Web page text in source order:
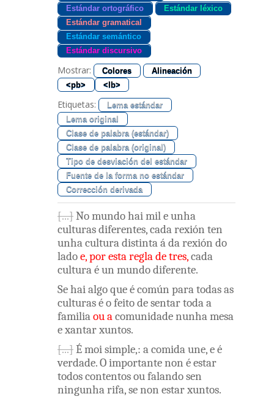
Estándar ortográfico
Estándar léxico
Estándar gramatical
Estándar semántico
Estándar discursivo
Mostrar: Colores
Alineación
<pb>
<lb>
Etiquetas:
Lema estándar
Lema original
Clase de palabra (estándar)
Clase de palabra (original)
Tipo de desviación del estándar
Fuente de la forma no estándar
Corrección derivada
Nomundohaimileunha
culturasdiferentes,cadarexión ten
unhaculturadistintaádarexión do
ladoe,porestaregladetres,cada
culturaéun mundodiferente.
Sehaialgoqueécomún paratodasas
culturaséofeitodesentartodaa
familiaouacomunidadenunhamesa
exantarxuntos.
Émoisimple,: acomidaune,eé
verdade.Oimportantenon éestar
todoscontentosoufalandosen
ningunharifa,se non estarxuntos.